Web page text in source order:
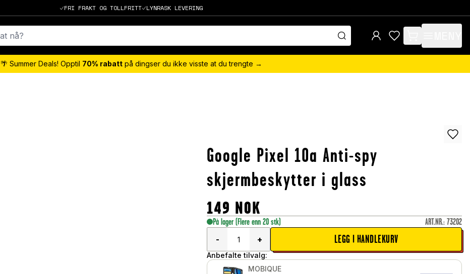
FRI FRAKT OG TOLLFRITT LYNRASK LEVERING
items in cart, view
🌴 Summer Deals! Opptil 70% rabattpå dingser du ikke visste at du trengte →
Google Pixel 10a Anti-spy
skjermbeskytter i glass
149 NOK
På lager (Flere enn 20 stk) ART.NR.: 73202
-
+ LEGG I HANDLEKURV
Anbefalte tilvalg:
MOBIQUE